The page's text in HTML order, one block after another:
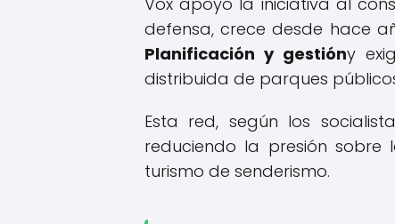
defensa, crece desde hace
Planificación y gestióny
distribuida de parques
Esta red, según los
reduciendo la presión
turismo de senderismo.